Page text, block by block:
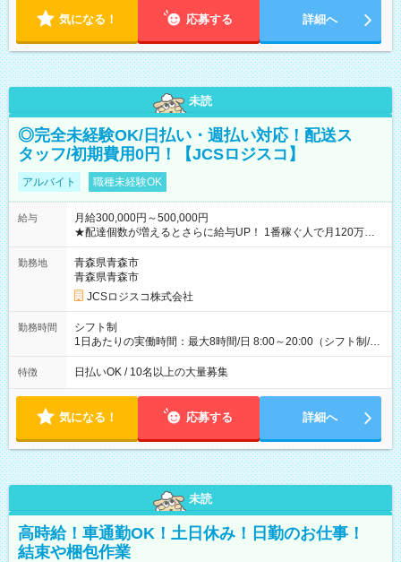
気になる！ 応募する 詳細へ
未読
◎完全未経験OK/日払い・週払い対応！配送ス
タッフ/初期費用0円！【JCSロジスコ】
アルバイト 職種未経験OK
給与
月給300,000円～500,000円
★配達個数が増えるとさらに給与UP！ 1番稼ぐ人で月120万ほ
ど！ ・主要都市エリア 月収55万円／週5日稼働 月収65万~112
万円／週6日稼働 ・地方郊外エリア 月収40万円／週5日稼働 月
収40万円~50万円／週6日稼働 ＜モデルイメージ＞ ■月収50万
円 (27歳男性/江東区在住)※元建築関係 1日150個配達×25日勤務
(日休み) ■月収80万円(43歳男性/墨田区在住)※元営業 1日200個
勤務地
青森県青森市
青森県青森市
JCSロジスコ株式会社
勤務時間
シフト制
1日あたりの実働時間：最大8時間/日 8:00～20:00（シフト制/実
働8時間） ※週5日勤務（場所次第では週4も有り） ※配達状況
によって時間外での勤務可能性有り ※案件により多少の前後あ
特徴 日払いOK / 10名以上の大量募集
気になる！ 応募する 詳細へ
未読
高時給！車通勤OK！土日休み！日勤のお仕事！
結束や梱包作業